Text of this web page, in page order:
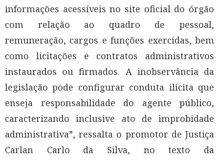
informações acessíveis no site oficial do órgão
com relação ao quadro de pessoal,
remuneração, cargos e funções exercidas, bem
como licitações e contratos administrativos
instaurados ou firmados. A inobservância da
legislação pode configurar conduta ilícita que
enseja responsabilidade do agente público,
caracterizando inclusive ato de improbidade
administrativa”, ressalta o promotor de Justiça
Carlan Carlo da Silva, no texto da